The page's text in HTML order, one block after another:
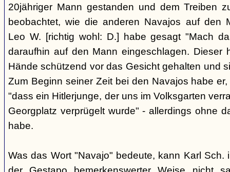
20jähriger Mann gestanden und dem Treiben
beobachtet, wie die anderen Navajos auf den
Leo W. [richtig wohl: D.] habe gesagt "Mach
daraufhin auf den Mann eingeschlagen. Dieser
Hände schützend vor das Gesicht gehalten und
Zum Beginn seiner Zeit bei den Navajos habe
"dass ein Hitlerjunge, der uns im Volksgarten
Georgplatz verprügelt wurde" - allerdings ohne
habe.
Was das Wort "Navajo" bedeute, kann Karl Sch.